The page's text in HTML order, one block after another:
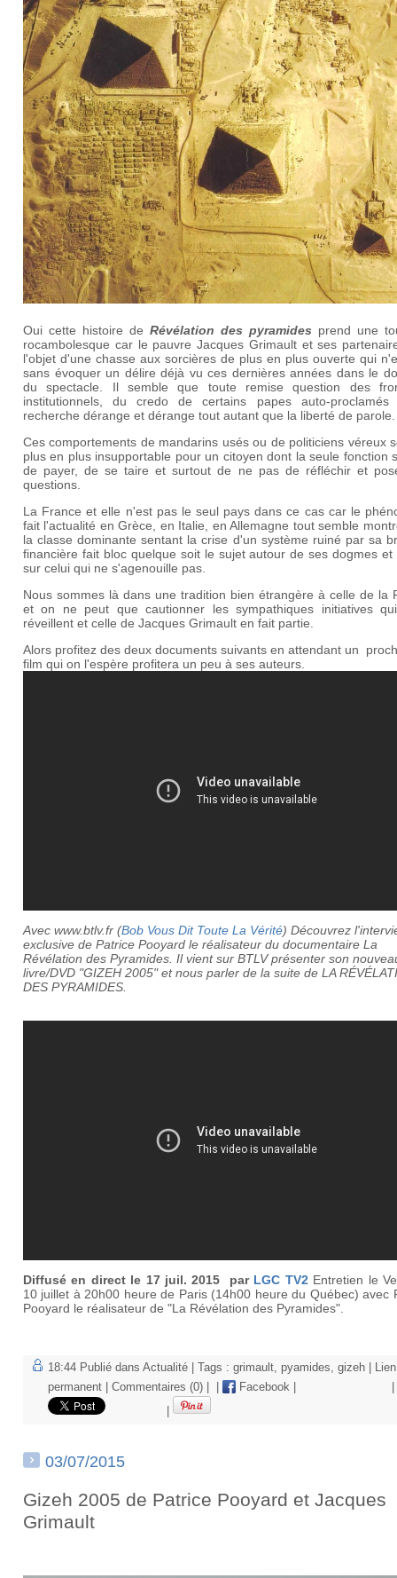
Oui cette histoire de Révélation des pyramides prend une
rocambolesque car le pauvre Jacques Grimault et ses
l'objet d'une chasse aux sorcières de plus en plus ouverte qui
sans évoquer un délire déjà vu ces dernières années dans le
du spectacle. Il semble que toute remise question des
institutionnels, du credo de certains papes auto-
recherche dérange et dérange tout autant que la liberté de parole.
Ces comportements de mandarins usés ou de politiciens véreux
plus en plus insupportable pour un citoyen dont la seule fonction
de payer, de se taire et surtout de ne pas de réfléchir et
questions.
La France et elle n'est pas le seul pays dans ce cas car le
fait l'actualité en Grèce, en Italie, en Allemagne tout semble
la classe dominante sentant la crise d'un système ruiné par sa
financière fait bloc quelque soit le sujet autour de ses dogmes et
sur celui qui ne s'agenouille pas.
Nous sommes là dans une tradition bien étrangère à celle de la
et on ne peut que cautionner les sympathiques initiatives
réveillent et celle de Jacques Grimault en fait partie.
Alors profitez des deux documents suivants en attendant un
film qui on l'espère profitera un peu à ses auteurs.
Avec www.btlv.fr (Bob Vous Dit Toute La Vérité) Découvrez
exclusive de Patrice Pooyard le réalisateur du documentaire La
Révélation des Pyramides. Il vient sur BTLV présenter son
livre/DVD "GIZEH 2005" et nous parler de la suite de LA
DES PYRAMIDES.
Diffusé en direct le 17 juil. 2015 parLGC TV2 Entretien le
10 juillet à 20h00 heure de Paris (14h00 heure du Québec) avec
Pooyard le réalisateur de "La Révélation des Pyramides".
18:44 Publié dans Actualité | Tags : grimault, pyamides, gizeh
Lien
permanent
Commentaires (0) Facebook
03/07/2015
Gizeh 2005 de Patrice Pooyard et Jacques
Grimault